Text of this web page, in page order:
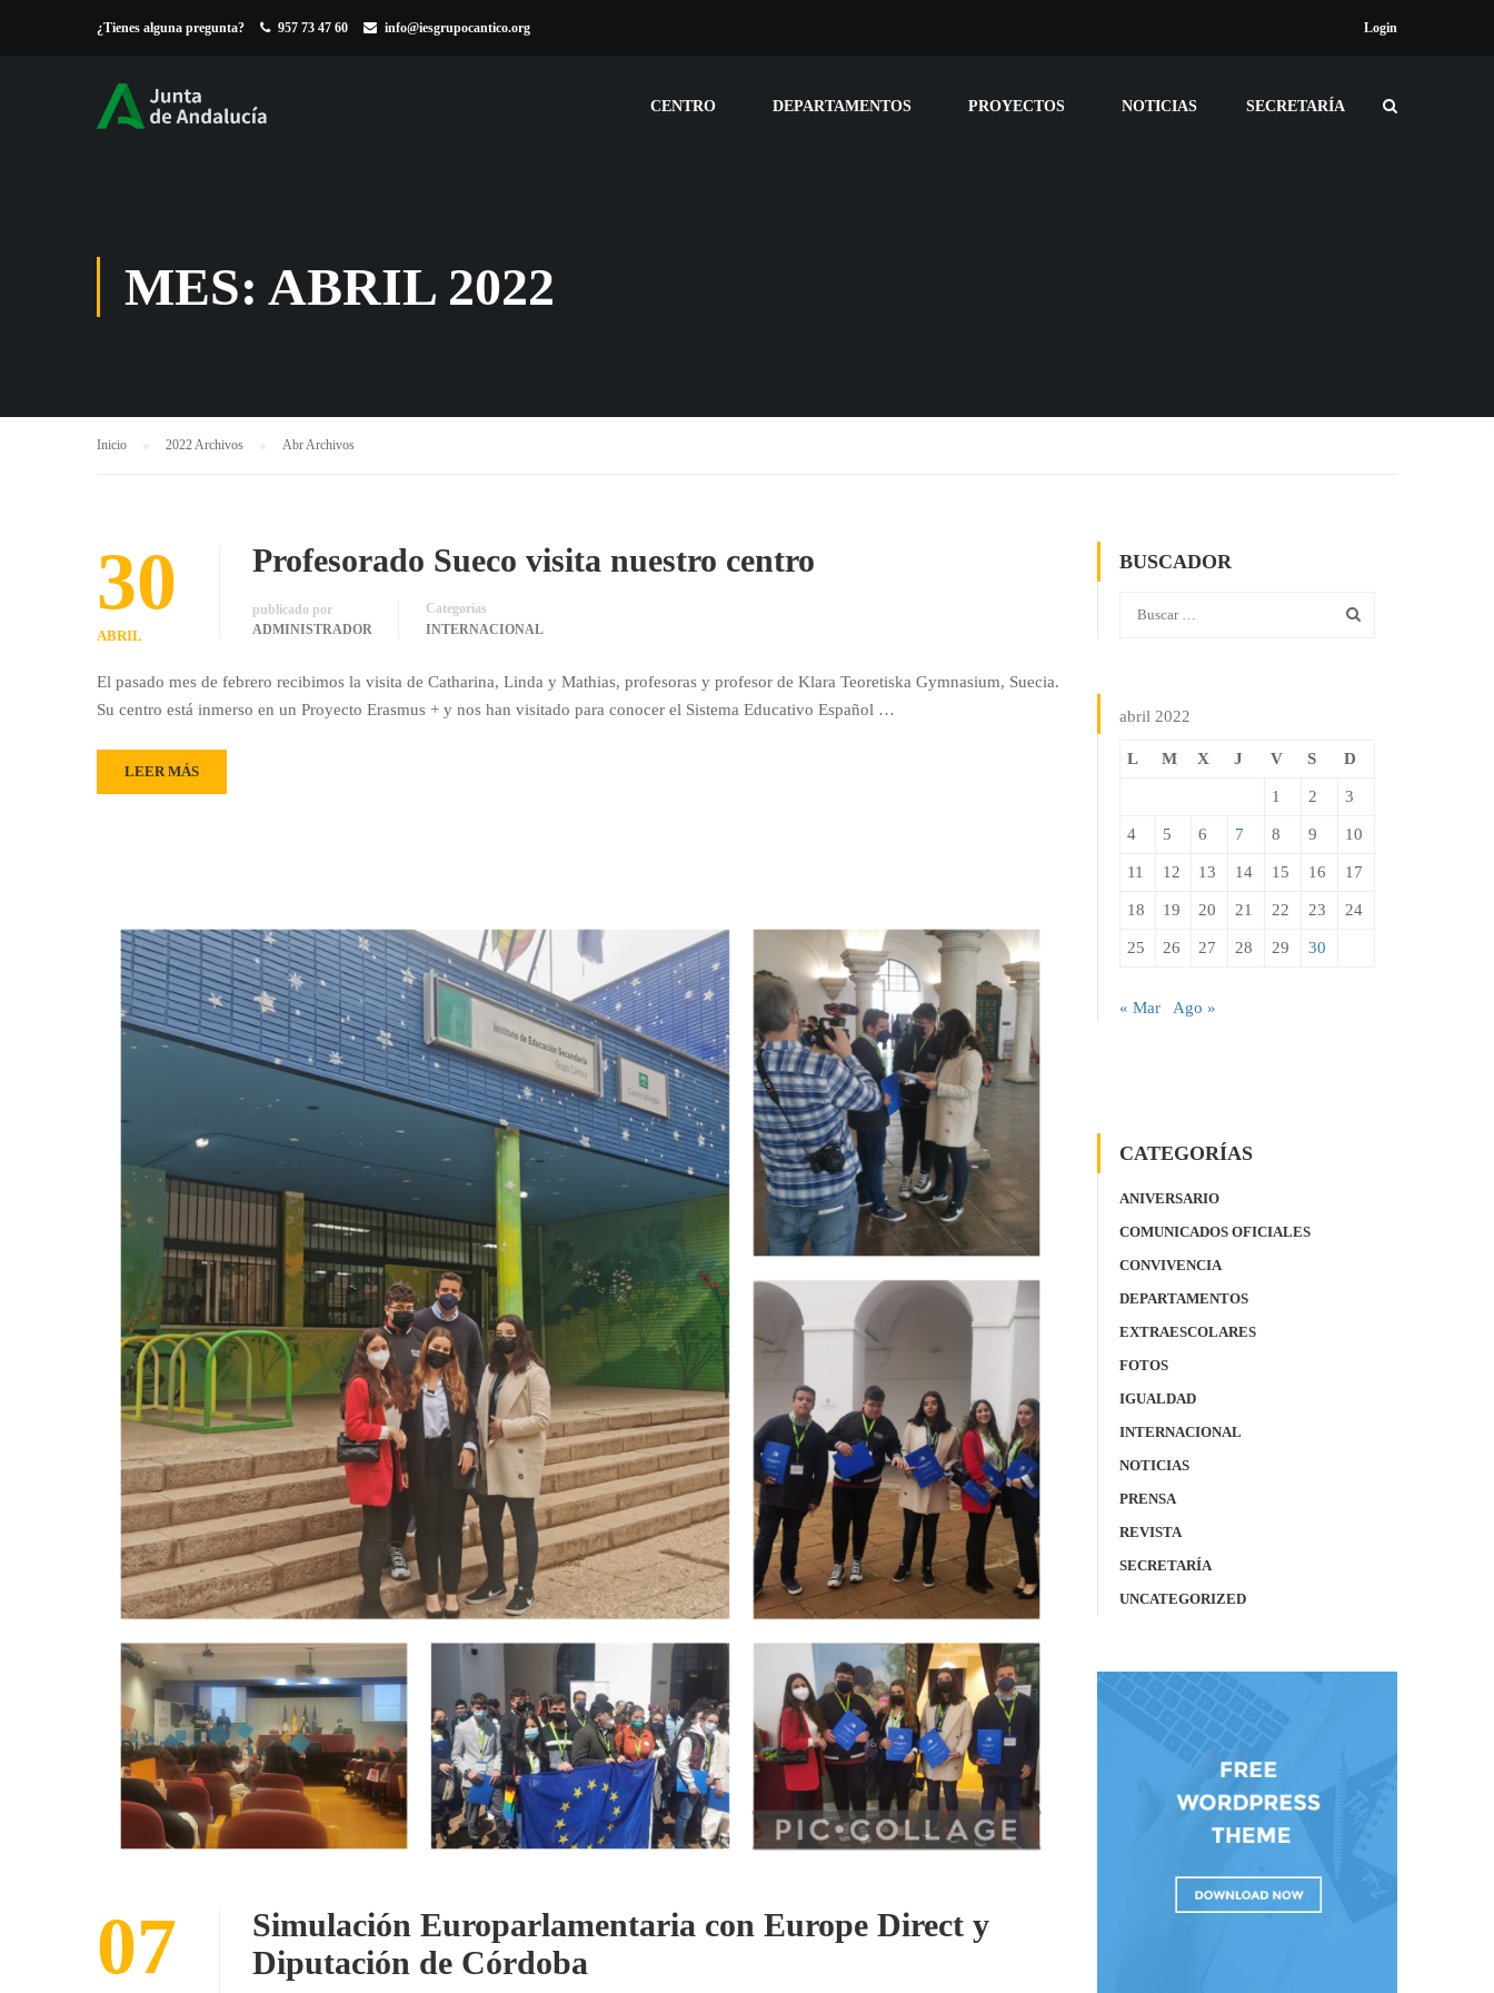
¿Tienes alguna pregunta? 957 73 47 60 info@iesgrupocantico.org Login
CENTRO DEPARTAMENTOS PROYECTOS NOTICIAS SECRETARÍA
MES: ABRIL 2022
Inicio 2022 Archivos Abr Archivos
30
ABRIL
Profesorado Sueco visita nuestro centro
publicado por
ADMINISTRADOR
Categorías
INTERNACIONAL
El pasado mes de febrero recibimos la visita de Catharina, Linda y Mathias, profesoras y profesor de Klara Teoretiska Gymnasium, Suecia.
Su centro está inmerso en un Proyecto Erasmus + y nos han visitado para conocer el Sistema Educativo Español …
LEER MÁS
07
Simulación Europarlamentaria con Europe Direct y
Diputación de Córdoba
BUSCADOR
abril 2022
L M X J V S D
1 2 3
4 5 6 7 8 9 10
11 12 13 14 15 16 17
18 19 20 21 22 23 24
25 26 27 28 29 30
« Mar Ago »
CATEGORÍAS
ANIVERSARIO
COMUNICADOS OFICIALES
CONVIVENCIA
DEPARTAMENTOS
EXTRAESCOLARES
FOTOS
IGUALDAD
INTERNACIONAL
NOTICIAS
PRENSA
REVISTA
SECRETARÍA
UNCATEGORIZED